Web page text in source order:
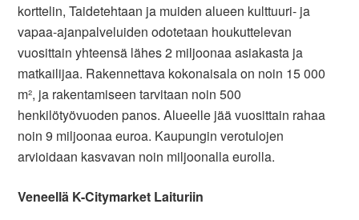
korttelin, Taidetehtaan ja muiden alueen kulttuuri- ja
vapaa-ajanpalveluiden odotetaan houkuttelevan
vuosittain yhteensä lähes 2 miljoonaa asiakasta ja
matkailijaa. Rakennettava kokonaisala on noin 15 000
m², ja rakentamiseen tarvitaan noin 500
henkilötyövuoden panos. Alueelle jää vuosittain rahaa
noin 9 miljoonaa euroa. Kaupungin verotulojen
arvioidaan kasvavan noin miljoonalla eurolla.
Veneellä K-Citymarket Laituriin